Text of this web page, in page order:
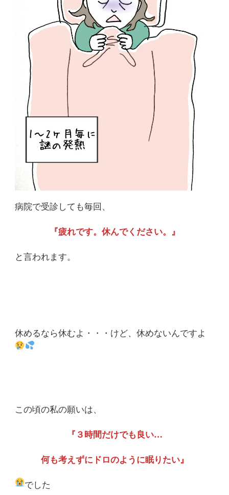
病院で受診しても毎回、
『疲れです。休んでください。』
と言われます。
休めるなら休むよ・・・けど、休めないんですよ
この頃の私の願いは、
『３時間だけでも良い…
何も考えずにドロのように眠りたい』
でした